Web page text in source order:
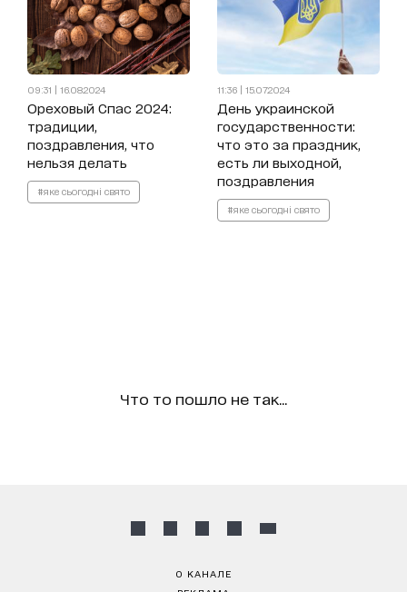
09:31 | 16.08.2024
Ореховый Спас 2024:
традиции,
поздравления, что
нельзя делать
#яке сьогодні свято
11:36 | 15.07.2024
День украинской
государственности:
что это за праздник,
есть ли выходной,
поздравления
#яке сьогодні свято
Что то пошло не так...
О КАНАЛЕ